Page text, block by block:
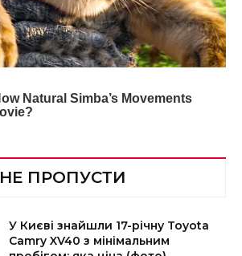
НЕ ПРОПУСТИ
У Києві знайшли 17-річну Toyota
Camry XV40 з мінімальним